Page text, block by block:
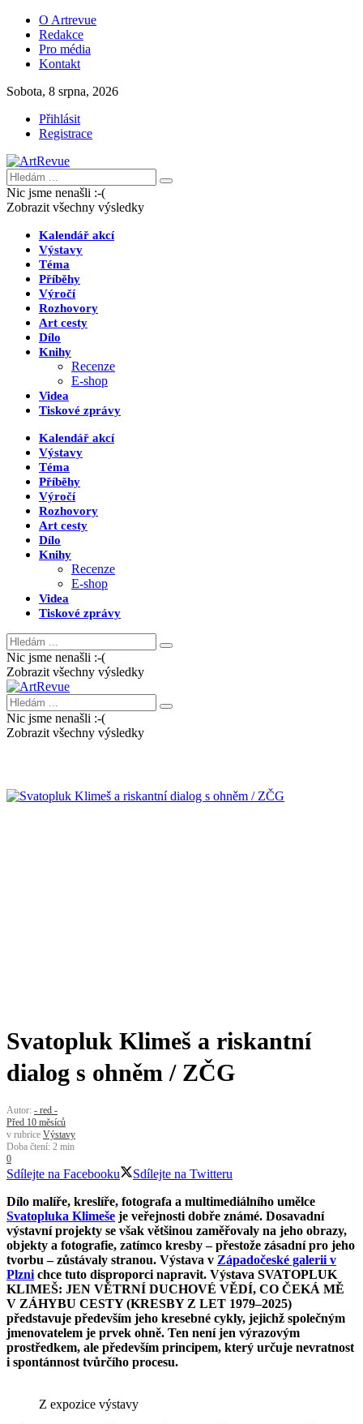
O Artrevue
Redakce
Pro média
Kontakt
Sobota, 8 srpna, 2026
Přihlásit
Registrace
Nic jsme nenašli :-(
Zobrazit všechny výsledky
Kalendář akcí
Výstavy
Téma
Příběhy
Výročí
Rozhovory
Art cesty
Dílo
Knihy
Recenze
E-shop
Videa
Tiskové zprávy
Kalendář akcí
Výstavy
Téma
Příběhy
Výročí
Rozhovory
Art cesty
Dílo
Knihy
Recenze
E-shop
Videa
Tiskové zprávy
Nic jsme nenašli :-(
Zobrazit všechny výsledky
Nic jsme nenašli :-(
Zobrazit všechny výsledky
Svatopluk Klimeš a riskantní
dialog s ohněm / ZČG
Autor: - red -
Před 10 měsíců
v rubrice Výstavy
Doba čtení: 2 min
0
Sdílejte na Facebooku
Sdílejte na Twitteru
Dílo malíře, kreslíře, fotografa a multimediálního umělce
Svatopluka Klimeše je veřejnosti dobře známé. Dosavadní
výstavní projekty se však většinou zaměřovaly na jeho obrazy,
objekty a fotografie, zatímco kresby – přestože zásadní pro jeho
tvorbu – zůstávaly stranou. Výstava v Západočeské galerii v
Plzni chce tuto disproporci napravit. Výstava SVATOPLUK
KLIMEŠ: JEN VĚTRNÍ DUCHOVÉ VĚDÍ, CO ČEKÁ MĚ
V ZÁHYBU CESTY (KRESBY Z LET 1979–2025)
představuje především jeho kresebné cykly, jejichž společným
jmenovatelem je prvek ohně. Ten není jen výrazovým
prostředkem, ale především principem, který určuje nevratnost
i spontánnost tvůrčího procesu.
Z expozice výstavy